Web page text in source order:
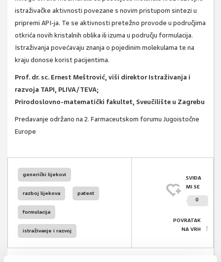
istraživačke aktivnosti povezane s novim pristupom sintezi u
pripremi API-ja. Te se aktivnosti pretežno provode u područjima
otkrića novih kristalnih oblika ili izuma u području formulacija.
Istraživanja povećavaju znanja o pojedinim molekulama te na
kraju donose korist pacijentima.
Prof. dr. sc. Ernest Meštrović, viši direktor Istraživanja i
razvoja TAPI, PLIVA/TEVA;
Prirodoslovno-matematički fakultet, Sveučilište u Zagrebu
Predavanje održano na 2. Farmaceutskom forumu Jugoistočne
Europe
generički lijekovi
razboj lijekova patent
formulacija
istraživanje i razvoj
SVIĐA
MI SE
0
POVRATAK
NA VRH